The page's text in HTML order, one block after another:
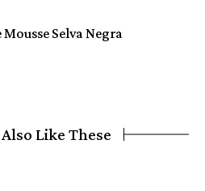
Mousse Selva Negra
Like These